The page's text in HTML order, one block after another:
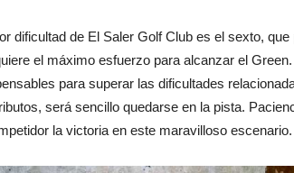
dificultad de El Saler Golf Club es el sexto,
el máximo esfuerzo para alcanzar el
para superar las dificultades
será sencillo quedarse en la pista.
la victoria en este maravilloso escenario.